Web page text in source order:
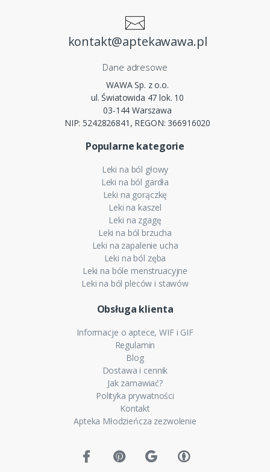
kontakt@aptekawawa.pl
Dane adresowe
WAWA Sp. z o.o.
ul. Światowida 47 lok. 10
03-144 Warszawa
NIP: 5242826841, REGON: 366916020
Popularne kategorie
Leki na ból głowy
Leki na ból gardła
Leki na gorączkę
Leki na kaszel
Leki na zgagę
Leki na ból brzucha
Leki na zapalenie ucha
Leki na ból zęba
Leki na bóle menstruacyjne
Leki na ból pleców i stawów
Obsługa klienta
Informacje o aptece, WIF i GIF
Regulamin
Blog
Dostawa i cennik
Jak zamawiać?
Polityka prywatności
Kontakt
Apteka Młodzieńcza zezwolenie